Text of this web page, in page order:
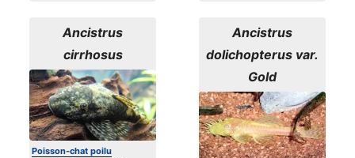
Ancistrus
cirrhosus
Poisson-chat poilu
Ancistrus
dolichopterus var.
Gold